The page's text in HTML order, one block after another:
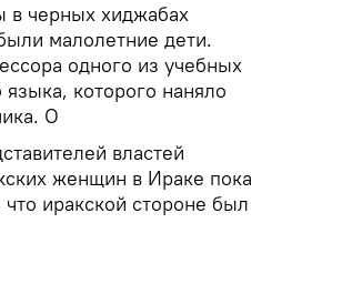
в черных хиджабах
малолетние дети.
одного из учебных
которого наняло
О
властей
женщин в Ираке пока
иракской стороне был